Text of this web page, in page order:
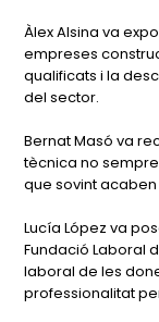
Àlex Alsina va
empreses
qualificats i la
del sector.
Bernat Masó va
tècnica no
que sovint
Lucía López va
Fundació Laboral
laboral de les
professionalitat